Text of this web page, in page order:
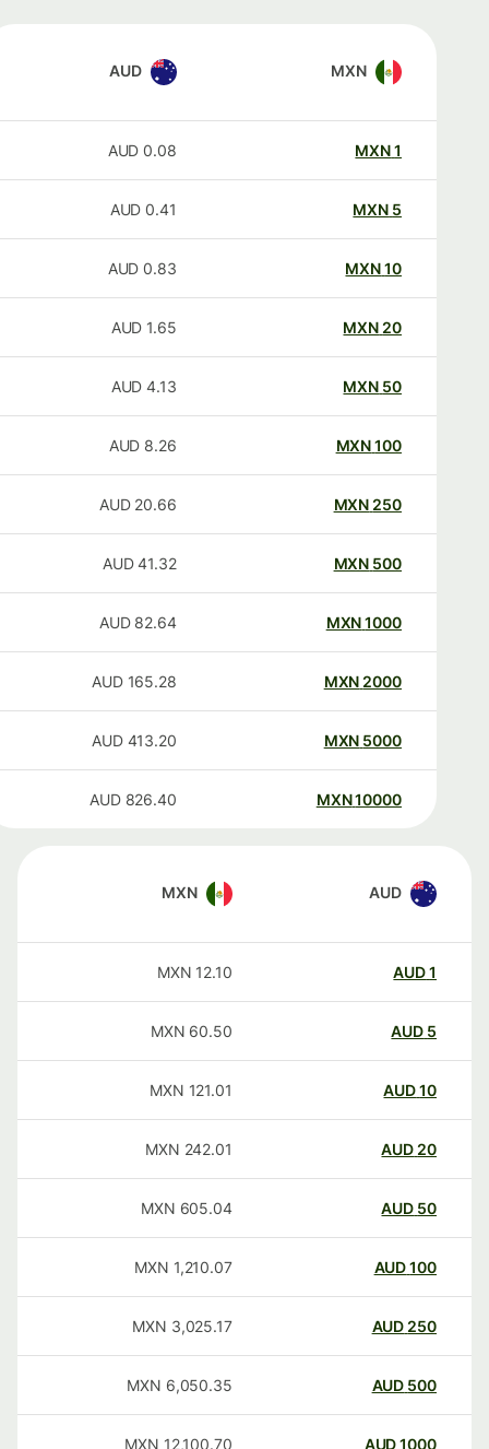
MXN
AUD
MXN
0.08
AUD
MXN
0.41
AUD
MXN
0.83
AUD
20
MXN
1.65
AUD
50
MXN
4.13
AUD
100
MXN
8.26
AUD
250
MXN
20.66
AUD
500
MXN
41.32
AUD
1000
MXN
82.64
AUD
2000
MXN
165.28
AUD
5000
MXN
413.20
AUD
10000
MXN
826.40
AUD
AUD
MXN
AUD
12.10
MXN
AUD
60.50
MXN
AUD
121.01
MXN
20
AUD
242.01
MXN
50
AUD
605.04
MXN
100
AUD
1,210.07
MXN
250
AUD
3,025.17
MXN
500
AUD
6,050.35
MXN
1000
AUD
12,100.70
MXN